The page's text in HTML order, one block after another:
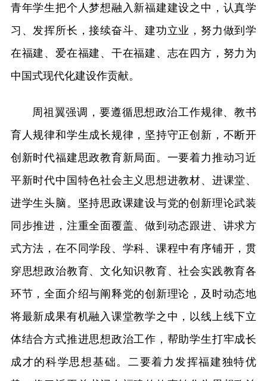
青年学生把个人梦想融入新福建建设之中，认真学
习、发挥所长，接续奋斗、建功立业，努力做到学
在福建、爱在福建、干在福建、志在四方，努力为
中国式现代化建设作贡献。
周祖翼强调，要遵循思想政治工作规律、教书
育人规律和学生成长规律，坚持守正创新，不断开
创新时代福建思政教育新局面。一要着力推动习近
平新时代中国特色社会主义思想进教材、进课堂、
进学生头脑。坚持思政课建设与党的创新理论武装
同步推进，注重全面覆盖、做到动态跟进、讲求方
式方法，在不同学段、学科、课程中有序铺开，贯
穿思想政治教育、文化知识教育、社会实践教育各
环节，全面介绍与阐释党的创新理论，及时动态地
将最新成果有机融入课堂教学之中，以线上线下立
体结合方式推进思想政治工作，帮助学生打牢成长
成才的科学思想基础。二要着力发挥福建独特优